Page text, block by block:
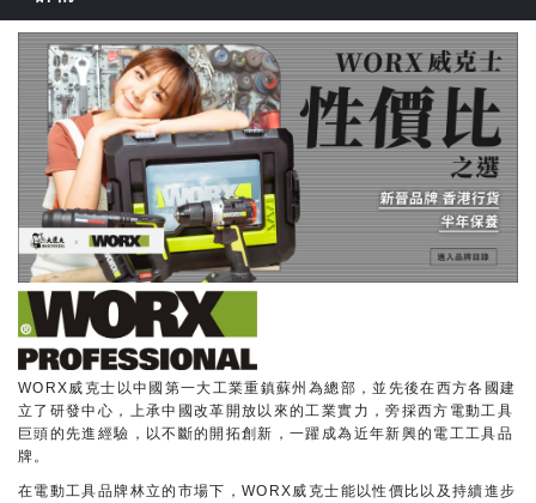
WORX威克士以中國第一大工業重鎮蘇州為總部，並先後在西方各國建
立了研發中心，上承中國改革開放以來的工業實力，旁採西方電動工具
巨頭的先進經驗，以不斷的開拓創新，一躍成為近年新興的電工工具品
牌。
在電動工具品牌林立的市場下，WORX威克士能以性價比以及持續進步